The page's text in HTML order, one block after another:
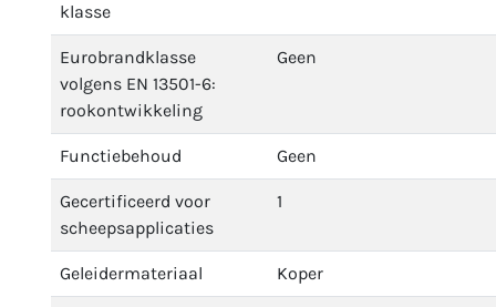
klasse
Eurobrandklasse
volgens EN 13501-6:
rookontwikkeling
Geen
Functiebehoud Geen
Gecertificeerd voor
scheepsapplicaties
1
Geleidermateriaal Koper